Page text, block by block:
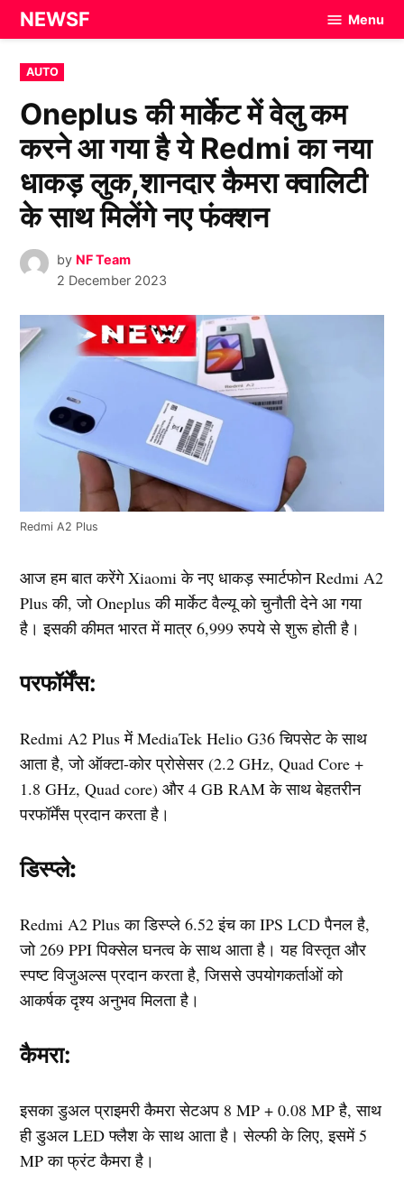
Skip
to
content
NEWSF Menu
POSTED
IN
AUTO
Oneplus की मार्केट में वेलु कम
करने आ गया है ये Redmi का नया
धाकड़ लुक,शानदार कैमरा क्वालिटी
के साथ मिलेंगे नए फंक्शन
by NF Team
2 December 2023
Redmi A2 Plus
आज हम बात करेंगे Xiaomi के नए धाकड़ स्मार्टफोन Redmi A2
Plus की, जो Oneplus की मार्केट वैल्यू को चुनौती देने आ गया
है। इसकी कीमत भारत में मात्र 6,999 रुपये से शुरू होती है।
परफॉर्मेंस:
Redmi A2 Plus में MediaTek Helio G36 चिपसेट के साथ
आता है, जो ऑक्टा-कोर प्रोसेसर (2.2 GHz, Quad Core +
1.8 GHz, Quad core) और 4 GB RAM के साथ बेहतरीन
परफॉर्मेंस प्रदान करता है।
डिस्प्ले:
Redmi A2 Plus का डिस्प्ले 6.52 इंच का IPS LCD पैनल है,
जो 269 PPI पिक्सेल घनत्व के साथ आता है। यह विस्तृत और
स्पष्ट विजुअल्स प्रदान करता है, जिससे उपयोगकर्ताओं को
आकर्षक दृश्य अनुभव मिलता है।
कैमरा:
इसका डुअल प्राइमरी कैमरा सेटअप 8 MP + 0.08 MP है, साथ
ही डुअल LED फ्लैश के साथ आता है। सेल्फी के लिए, इसमें 5
MP का फ्रंट कैमरा है।